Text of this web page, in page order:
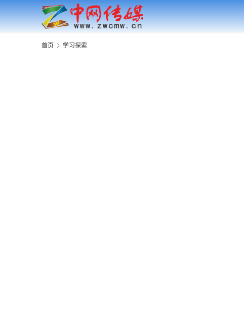
首页 学习探索